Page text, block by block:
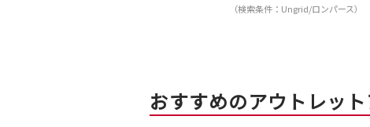
（検索条件：Ungrid/ロンパース）
おすすめのアウトレッ